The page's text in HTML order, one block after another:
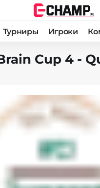
Турниры Игроки
Cup 4 -